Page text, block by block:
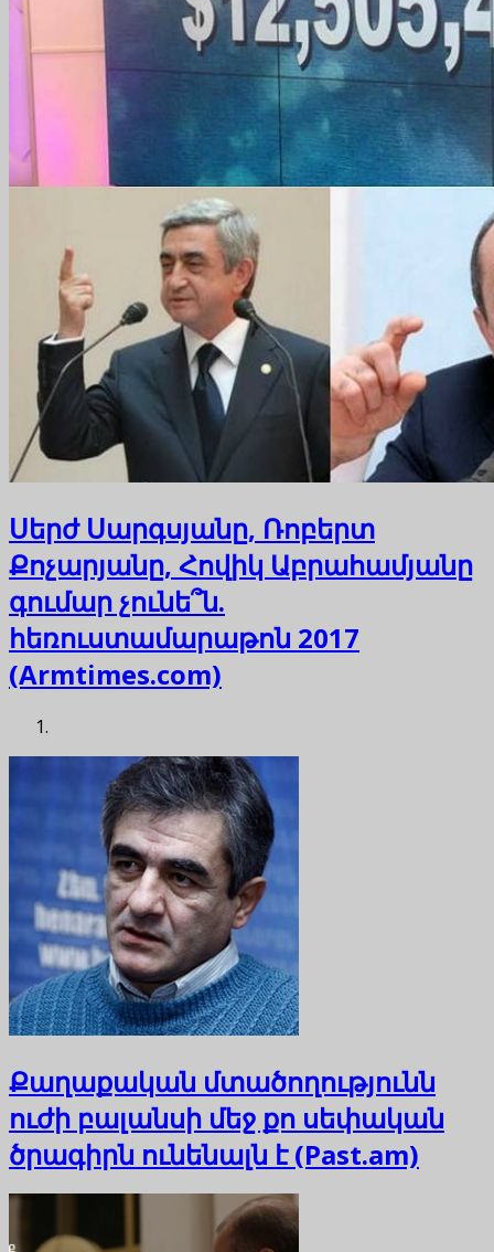
Սերժ Սարգսյանը, Ռոբերտ
Քոչարյանը, Հովիկ Աբրահամյանը
գումար չունե՞ն.
հեռուստամարաթոն 2017
(Armtimes.com)
Քաղաքական մտածողությունն
ուժի բալանսի մեջ քո սեփական
ծրագիրն ունենալն է (Past.am)